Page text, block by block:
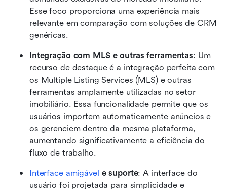
Esse foco proporciona uma experiência mais
relevante em comparação com soluções de CRM
genéricas.
Integração com MLS e outras ferramentas: Um
recurso de destaque é a integração perfeita com
os Multiple Listing Services (MLS) e outras
ferramentas amplamente utilizadas no setor
imobiliário. Essa funcionalidade permite que os
usuários importem automaticamente anúncios e
os gerenciem dentro da mesma plataforma,
aumentando significativamente a eficiência do
fluxo de trabalho.
Interface amigável e suporte: A interface do
usuário foi projetada para simplicidade e